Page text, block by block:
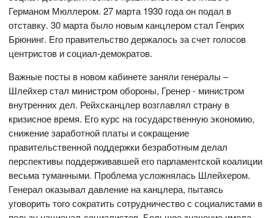
Германом Мюллером. 27 марта 1930 года он подал в
отставку. 30 марта было новым канцлером стал Генрих
Брюнинг. Его правительство держалось за счет голосов
центристов и социал-демократов.
Важные посты в новом кабинете заняли генералы –
Шлейхер стал министром обороны, Гренер - министром
внутренних дел. Рейхсканцлер возглавлял страну в
кризисное время. Его курс на государственную экономию,
снижение заработной платы и сокращение
правительственной поддержки безработным делал
перспективы поддерживавшей его парламентской коалиции
весьма туманными. Проблема усложнялась Шлейхером.
Генерал оказывал давление на канцлера, пытаясь
уговорить того сократить сотрудничество с социалистами в